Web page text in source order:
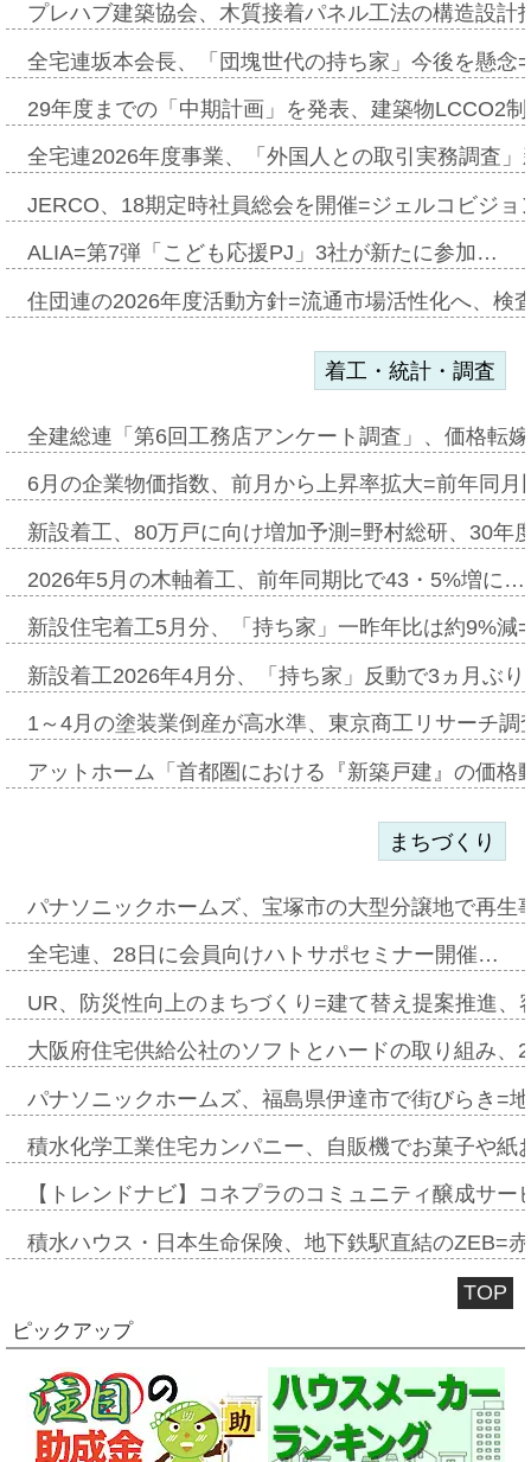
プレハブ建築協会、木質接着パネル工法の構造設
全宅連坂本会長、「団塊世代の持ち家」今後を懸
29年度までの「中期計画」を発表、建築物LCCO2
全宅連2026年度事業、「外国人との取引実務調査
JERCO、18期定時社員総会を開催=ジェルコビジ
ALIA=第7弾「こども応援PJ」3社が新たに参加…
住団連の2026年度活動方針=流通市場活性化へ、検
着工・統計・調査
全建総連「第6回工務店アンケート調査」、価格転
6月の企業物価指数、前月から上昇率拡大=前年同
新設着工、80万戸に向け増加予測=野村総研、30年
2026年5月の木軸着工、前年同期比で43・5%増に…
新設住宅着工5月分、「持ち家」一昨年比は約9%
新設着工2026年4月分、「持ち家」反動で3ヵ月ぶ
1～4月の塗装業倒産が高水準、東京商工リサーチ
アットホーム「首都圏における『新築戸建』の価
まちづくり
パナソニックホームズ、宝塚市の大型分譲地で再
全宅連、28日に会員向けハトサポセミナー開催…
UR、防災性向上のまちづくり=建て替え提案推進
大阪府住宅供給公社のソフトとハードの取り組み
パナソニックホームズ、福島県伊達市で街びらき=
積水化学工業住宅カンパニー、自販機でお菓子や
【トレンドナビ】コネプラのコミュニティ醸成サ
積水ハウス・日本生命保険、地下鉄駅直結のZEB=
TOP
ピックアップ